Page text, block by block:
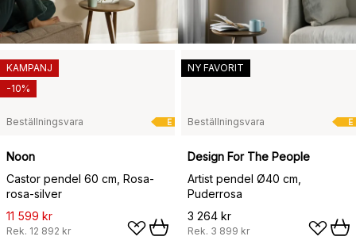
E
Beställningsvara
Noon
Castor pendel 60 cm, Rosa-
rosa-silver
11 599 kr
Rek. 12 892 kr
KAMPANJ
-10%
E
Beställningsvara
Design For The People
Artist pendel Ø40 cm,
Puderrosa
3 264 kr
Rek. 3 899 kr
NY FAVORIT